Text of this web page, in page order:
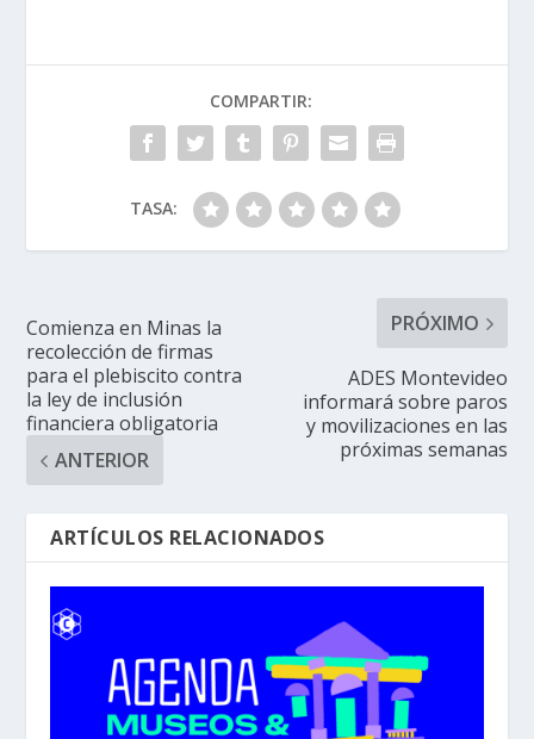
COMPARTIR:
TASA:
Comienza en Minas la
recolección de firmas
para el plebiscito contra
la ley de inclusión
financiera obligatoria
ANTERIOR
PRÓXIMO
ADES Montevideo
informará sobre paros
y movilizaciones en las
próximas semanas
ARTÍCULOS RELACIONADOS